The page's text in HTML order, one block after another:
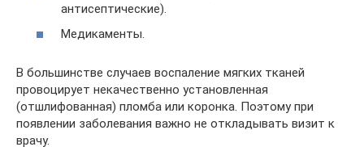
антисептические).
Медикаменты.
В большинстве случаев воспаление мягких тканей
провоцирует некачественно установленная
(отшлифованная) пломба или коронка. Поэтому при
появлении заболевания важно не откладывать визит к
врачу.